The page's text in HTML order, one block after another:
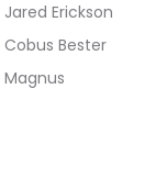
Jared Erickson
Cobus Bester
Magnus